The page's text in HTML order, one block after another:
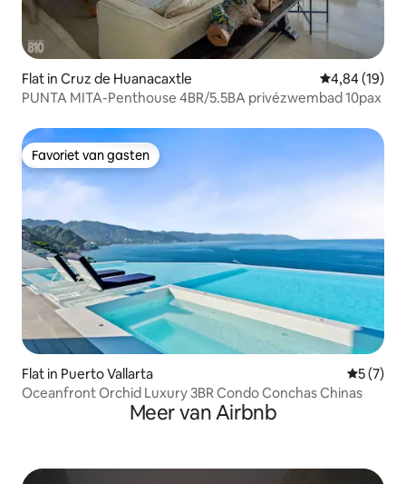
Flat in Cruz de Huanacaxtle Gemiddelde
4,84 (19)
PUNTA MITA-Penthouse 4BR/5.5BA privézwembad 10pax
Favoriet van gasten
Favoriet van gasten
Flat in Puerto Vallarta
5 (7)
Oceanfront Orchid Luxury 3BR Condo Conchas Chinas
Meer van Airbnb